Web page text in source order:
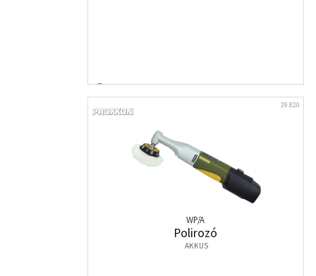
29.820
WP/A
Polirozó
AKKUS